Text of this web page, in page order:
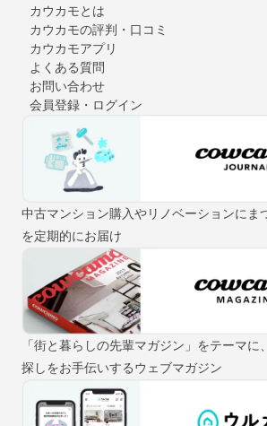
カウカモとは
カウカモの評判・口コミ
カウカモアプリ
よくある質問
お問い合わせ
会員登録・ログイン
中古マンション購入やリノベーションにま
を定期的にお届け
「街と暮らしの先輩マガジン」をテーマに
探しをお手伝いするウェブマガジン